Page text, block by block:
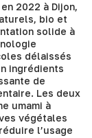
2022 à Dijon,
bio et
solide à
délaissés
ingrédients
de
Les deux
umami à
végétales
l’usage